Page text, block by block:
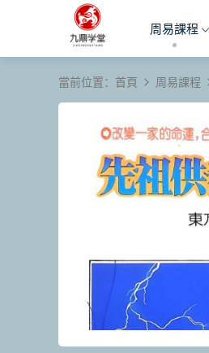
周易課程
當前位置： 首頁 周易課程